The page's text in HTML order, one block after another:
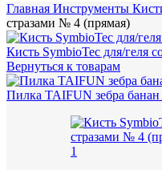
Главная Инструменты
стразами № 4 (прямая)
Кисть SymbioTec для/геля
Вернуться к товарам
Пилка TAIFUN зебра банан